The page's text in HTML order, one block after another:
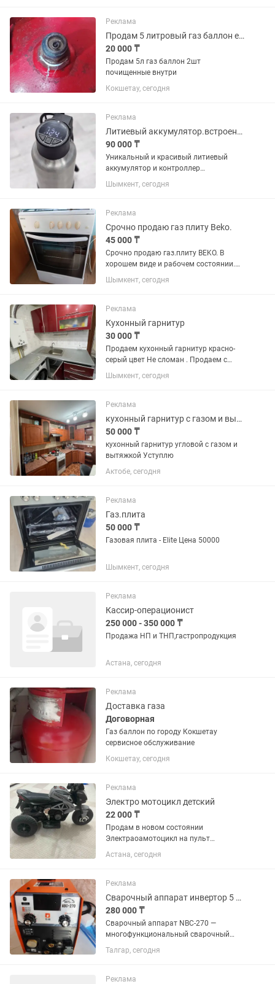
в среде защитных газов MAG...
Реклама
Продам 5 литровый газ баллон ещё есть редуктор и плита турист камфорочная
20 000 ₸
Продам 5л газ баллон 2шт
почищенные внутри
Кокшетау, сегодня
Реклама
Литиевый аккумулятор.встроенный контроллер.электровелосипед.Smart Tech 100G
90 000 ₸
Уникальный и красивый литиевый
аккумулятор и контроллер
электромотора в одном.класс защиты
IP57.от европейской фирмы Smart
эстетики. Оформлен в виде термоса.
Минимальное...
Шымкент, сегодня
Реклама
Срочно продаю газ плиту Beko.
45 000 ₸
Срочно продаю газ.плиту BEKO. В
хорошем виде и рабочем состоянии.
Работает как от газа, так и от
электричества.
Шымкент, сегодня
Реклама
Кухонный гарнитур
30 000 ₸
Продаем кухонный гарнитур красно-
серый цвет Не сломан . Продаем с
Турецкой газовой плитой вместе
стоимость по отдельности кухонного
70.000 Продаем так как делаем...
Шымкент, сегодня
Реклама
кухонный гарнитур с газом и вытяжкой
50 000 ₸
кухонный гарнитур угловой с газом и
вытяжкой Уступлю
Актобе, сегодня
Реклама
Газ.плита
50 000 ₸
Газовая плита - Elite Цена 50000
Шымкент, сегодня
Реклама
Кассир-операционист
250 000 - 350 000 ₸
Продажа НП и ТНП,гастропродукция
Астана, сегодня
Реклама
Доставка газа
Договорная
Газ баллон по городу Кокшетау
сервисное обслуживание
Кокшетау, сегодня
Реклама
Электро мотоцикл детский
22 000 ₸
Продам в новом состоянии
Электраоамотоцикл на пульт
управлении, дочка каталась максимум
раз 5, управляется как самостоятельно
управления, газ, тормоз, повороты,...
Астана, сегодня
Реклама
Сварочный аппарат инвертор 5 в 1, плазменный резак
280 000 ₸
Сварочный аппарат NBC-270 —
многофункциональный сварочный
комплекс 5 в одном, имеет также
функцию плазменного резака от 0,8-12
полуавтоматической сварки, ручной...
Талгар, сегодня
Реклама